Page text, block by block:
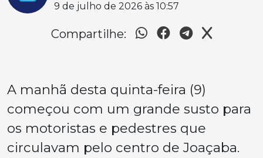
9 de julho de 2026 às 10:57
Compartilhe:
A manhã desta quinta-feira (9)
começou com um grande susto para
os motoristas e pedestres que
circulavam pelo centro de Joaçaba.